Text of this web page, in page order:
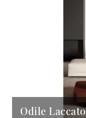
Odile Laccato